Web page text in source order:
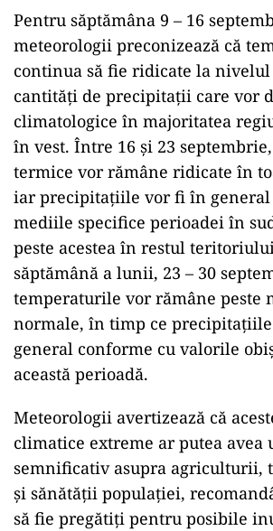
Pentru săptămâna 9 – 16
meteorologii preconizează că
continua să fie ridicate la
cantități de precipitații care vor
climatologice în majoritatea
în vest. Între 16 și 23
termice vor rămâne ridicate în
iar precipitațiile vor fi în general
mediile specifice perioadei în
peste acestea în restul
săptămână a lunii, 23 – 30
temperaturile vor rămâne peste
normale, în timp ce
general conforme cu valorile
această perioadă.
Meteorologii avertizează că
climatice extreme ar putea avea
semnificativ asupra agriculturii,
și sănătății populației,
să fie pregătiți pentru posibile